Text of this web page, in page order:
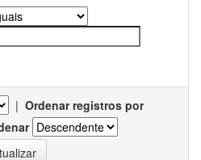
| Ordenar registros por